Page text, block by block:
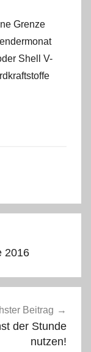
Grenze
Shell V-
2016
Beitrag
der Stunde
nutzen!